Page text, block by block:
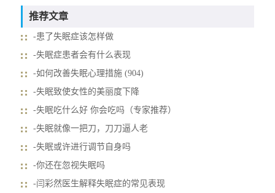
推荐文章
-患了失眠症该怎样做
-失眠症患者会有什么表现
-如何改善失眠心理措施 (904)
-失眠致使女性的美丽度下降
-失眠吃什么好 你会吃吗（专家推荐）
-失眠就像一把刀，刀刀逼人老
-失眠或许进行调节自身吗
-你还在忽视失眠吗
-闫彩然医生解释失眠症的常见表现